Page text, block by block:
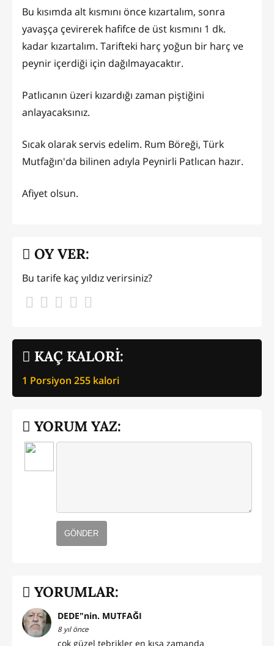
Bu kısımda alt kısmını önce kızartalım, sonra
yavaşça çevirerek hafifce de üst kısmını 1 dk.
kadar kızartalım. Tarifteki harç yoğun bir harç ve
peynir içerdiği için dağılmayacaktır.
Patlıcanın üzeri kızardığı zaman piştiğini
anlayacaksınız.
Sıcak olarak servis edelim. Rum Böreği, Türk
Mutfağın'da bilinen adıyla Peynirli Patlıcan hazır.
Afiyet olsun.
KAÇ KALORİ:
1 Porsiyon 255 kalori
OY VER:
Bu tarife kaç yıldız verirsiniz?
YORUM YAZ:
GÖNDER
YORUMLAR:
DEDE"nin. MUTFAĞI
8 yıl önce
çok güzel tebrikler en kısa zamanda